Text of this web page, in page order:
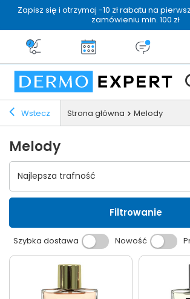
Zapisz się i otrzymaj -10 zł rabatu na
zamówieniu min. 100 zł
Darmowa dostawa od 199 zł
14 dni na zwrotDermo
Wstecz Strona główna Melody
Melody
Wybierz sortowanie
Najlepsza trafność
Filtrowanie
Szybka dostawa Nowość